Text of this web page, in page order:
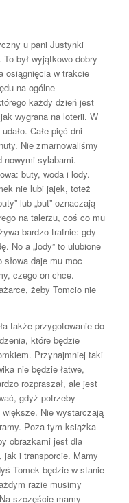
u pani Justynki
był wyjątkowo dobry
osiągnięcia w trakcie
na ogólne
każdy dzień jest
wygrana na loterii. W
Całe pięć dni
Nie zmarnowaliśmy
nowymi sylabami.
buty, woda i lody.
nie lubi jajek, toteż
lub „but” oznaczają
na talerzu, coś co mu
bardzo trafnie: gdy
No a „lody” to ulubione
słowa daje mu moc
czego on chce.
żeby Tomcio nie
także przygotowanie do
które będzie
Przynajmniej taki
nie będzie łatwe,
rozpraszał, ale jest
gdyż potrzeby
Nie wystarczają
Poza tym książka
obrazkami jest dla
jak i transporcie. Mamy
Tomek będzie w stanie
razie musimy
szczęście mamy